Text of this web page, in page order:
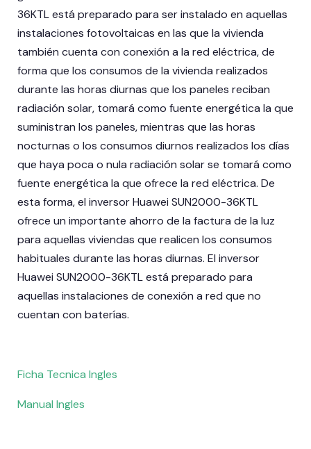
36KTL está preparado para ser instalado en aquellas
instalaciones fotovoltaicas en las que la vivienda
también cuenta con conexión a la red eléctrica, de
forma que los consumos de la vivienda realizados
durante las horas diurnas que los paneles reciban
radiación solar, tomará como fuente energética la que
suministran los paneles, mientras que las horas
nocturnas o los consumos diurnos realizados los días
que haya poca o nula radiación solar se tomará como
fuente energética la que ofrece la red eléctrica. De
esta forma, el inversor Huawei SUN2000-36KTL
ofrece un importante ahorro de la factura de la luz
para aquellas viviendas que realicen los consumos
habituales durante las horas diurnas. El inversor
Huawei SUN2000-36KTL está preparado para
aquellas instalaciones de conexión a red que no
cuentan con baterías.
Ficha Tecnica Ingles
Manual Ingles